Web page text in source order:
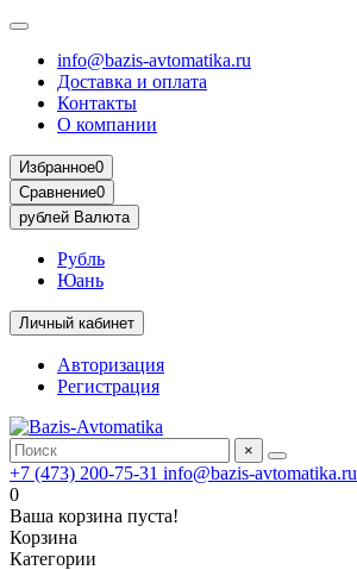
info@bazis-avtomatika.ru
Доставка и оплата
Контакты
О компании
Избранное0
Сравнение0
рублей Валюта
Рубль
Юань
Личный кабинет
Авторизация
Регистрация
×
+7 (473) 200-75-31 info@bazis-avtomatika.ru
0
Ваша корзина пуста!
Корзина
Категории